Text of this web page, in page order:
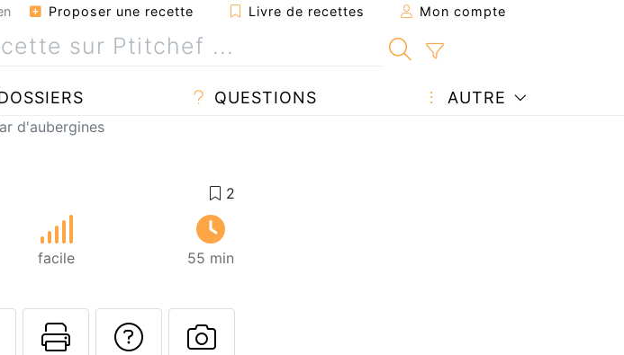
Proposer une recette Livre de recettes Mon compte
QUESTIONS AUTRE
d'aubergines
facile 55 min
Envoyer cette recette à un ami
Imprimer cette page
Poser une question à l'auteur